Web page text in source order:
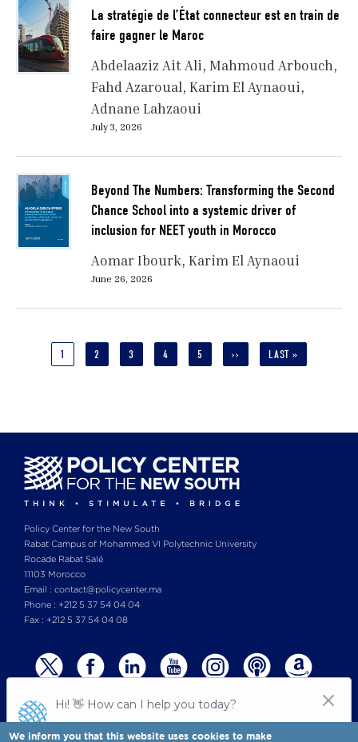
La stratégie de l’État connecteur est en train de
faire gagner le Maroc
Abdelaaziz Ait Ali Mahmoud Arbouch
Fahd Azaroual Karim El Aynaoui
Adnane Lahzaoui
July 3, 2026
Beyond The Numbers: Transforming the Second
Chance School into a systemic driver of
inclusion for NEET youth in Morocco
Aomar Ibourk Karim El Aynaoui
June 26, 2026
CURRENT
1 PAGE
2 PAGE
3 PAGE
4 PAGE
5
NEXT
››
LAST
LAST »
Policy Center for the New South
Rabat Campus of Mohammed VI Polytechnic University
Rocade Rabat Salé
11103 Morocco
Email : contact@policycenter.ma
Phone : +212 5 37 54 04 04
Fax : +212 5 37 54 04 08
We inform you that this website uses cookies to make